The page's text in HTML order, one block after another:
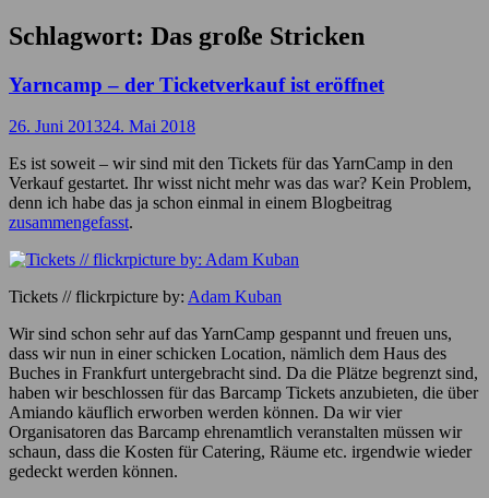
Schlagwort: Das große Stricken
Yarncamp – der Ticketverkauf ist eröffnet
26. Juni 201324. Mai 2018
Es ist soweit – wir sind mit den Tickets für das YarnCamp in den
Verkauf gestartet. Ihr wisst nicht mehr was das war? Kein Problem,
denn ich habe das ja schon einmal in einem Blogbeitrag
zusammengefasst.
Tickets // flickrpicture by: Adam Kuban
Wir sind schon sehr auf das YarnCamp gespannt und freuen uns,
dass wir nun in einer schicken Location, nämlich dem Haus des
Buches in Frankfurt untergebracht sind. Da die Plätze begrenzt sind,
haben wir beschlossen für das Barcamp Tickets anzubieten, die über
Amiando käuflich erworben werden können. Da wir vier
Organisatoren das Barcamp ehrenamtlich veranstalten müssen wir
schaun, dass die Kosten für Catering, Räume etc. irgendwie wieder
gedeckt werden können.